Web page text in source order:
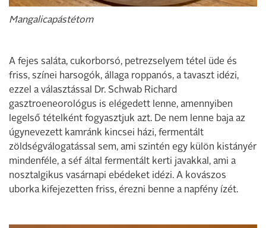
Mangalicapástétom
A fejes saláta, cukorborsó, petrezselyem tétel üde és
friss, színei harsogók, állaga roppanós, a tavaszt idézi,
ezzel a választással Dr. Schwab Richard
gasztroeneorológus is elégedett lenne, amennyiben
legelső tételként fogyasztjuk azt. De nem lenne baja az
úgynevezett kamránk kincsei házi, fermentált
zöldségválogatással sem, ami szintén egy külön kistányér
mindenféle, a séf által fermentált kerti javakkal, ami a
nosztalgikus vasárnapi ebédeket idézi. A kovászos
uborka kifejezetten friss, érezni benne a napfény ízét.